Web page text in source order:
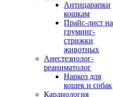
Антицарапки
кошкам
Прайс-лист на
груминг-
стрижки
животных
Анестезиолог-
реаниматолог
Наркоз для
кошек и собак
Кардиология